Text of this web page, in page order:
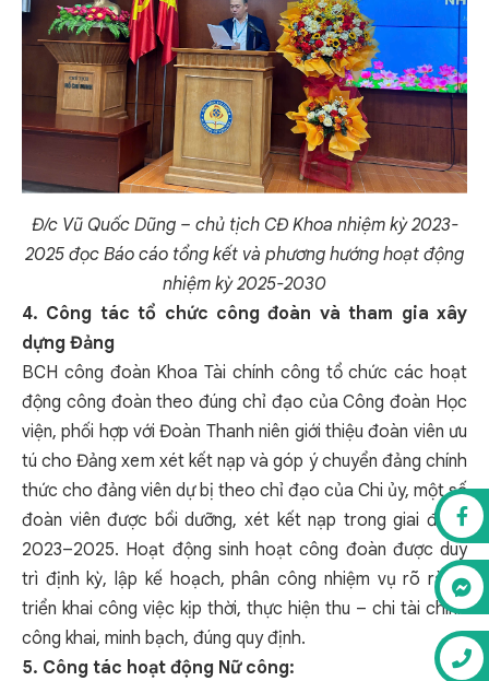
Đ/c Vũ Quốc Dũng – chủ tịch CĐ Khoa nhiệm kỳ 2023-
2025 đọc Báo cáo tổng kết và phương hướng hoạt động
nhiệm kỳ 2025-2030
4. Công tác tổ chức công đoàn và tham gia xây
dựng Đảng
BCH công đoàn Khoa Tài chính công tổ chức các hoạt
động công đoàn theo đúng chỉ đạo của Công đoàn Học
viện, phối hợp với Đoàn Thanh niên giới thiệu đoàn viên ưu
tú cho Đảng xem xét kết nạp và góp ý chuyển đảng chính
thức cho đảng viên dự bị theo chỉ đạo của Chi ủy, một số
đoàn viên được bồi dưỡng, xét kết nạp trong giai đoạn
2023–2025. Hoạt động sinh hoạt công đoàn được duy
trì định kỳ, lập kế hoạch, phân công nhiệm vụ rõ ràng,
triển khai công việc kịp thời, thực hiện thu – chi tài chính
công khai, minh bạch, đúng quy định.
5. Công tác hoạt động Nữ công: